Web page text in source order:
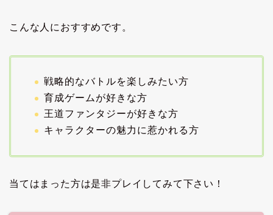
こんな人におすすめです。
戦略的なバトルを楽しみたい方
育成ゲームが好きな方
王道ファンタジーが好きな方
キャラクターの魅力に惹かれる方
当てはまった方は是非プレイしてみて下さい！